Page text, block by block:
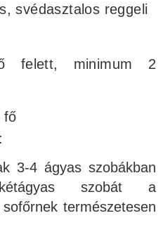
svédasztalos reggeli
felett, minimum 2
fő
3-4 ágyas szobákban
kétágyas szobát a
természetesen